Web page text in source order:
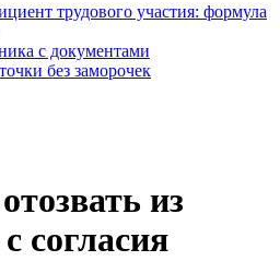
трудового участия: формула
с документами
без заморочек
из
согласия